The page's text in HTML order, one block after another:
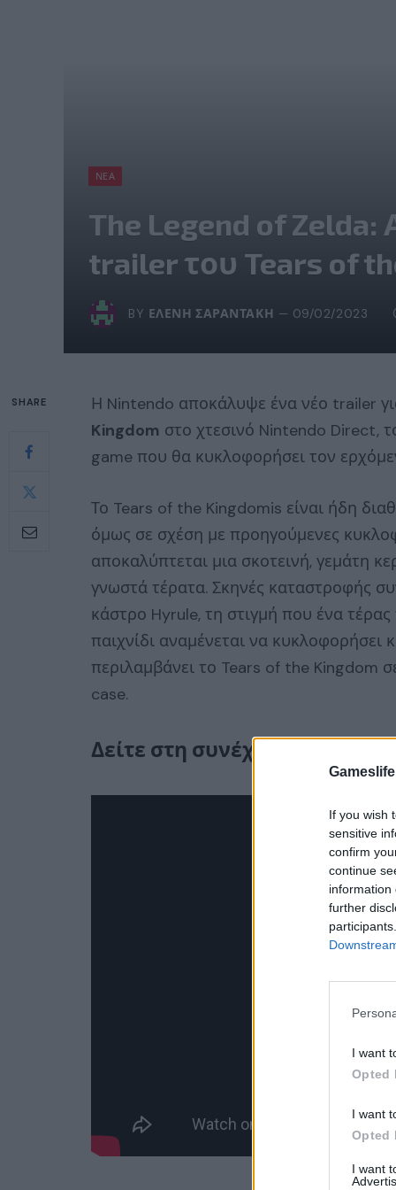
If you wish
sensitive
confirm
continue
information
further
I want
Opted
I want
Opted
I want
ΝΈΑ
The Legend of
trailer του Tears of
BY ΕΛΈΝΗ ΣΑΡΑΝΤΆΚΗ 09/02/2023
SHARE Η Nintendo αποκάλυψε ένα νέο trailer
Kingdom στο χτεσινό Nintendo Direct,
game που θα κυκλοφορήσει τον
Το Tears of the Kingdomis είναι ήδη
όμως σε σχέση με προηγούμενες
αποκαλύπτεται μια σκοτεινή, γεμάτη
γνωστά τέρατα. Σκηνές καταστροφής
κάστρο Hyrule, τη στιγμή που ένα
παιχνίδι αναμένεται να κυκλοφορήσει
περιλαμβάνει το Tears of the Kingdom
case.
Δείτε στη συνέχεια το trailer: